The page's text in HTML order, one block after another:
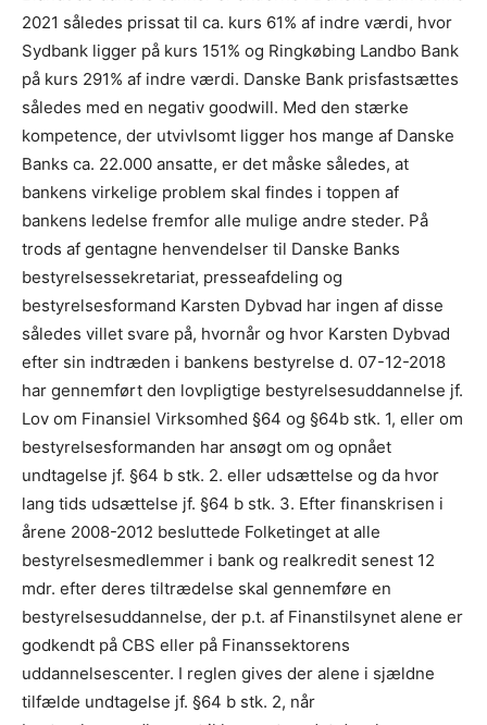
2021 således prissat til ca. kurs 61% af indre værdi, hvor
Sydbank ligger på kurs 151% og Ringkøbing Landbo Bank
på kurs 291% af indre værdi. Danske Bank prisfastsættes
således med en negativ goodwill. Med den stærke
kompetence, der utvivlsomt ligger hos mange af Danske
Banks ca. 22.000 ansatte, er det måske således, at
bankens virkelige problem skal findes i toppen af
bankens ledelse fremfor alle mulige andre steder. På
trods af gentagne henvendelser til Danske Banks
bestyrelsessekretariat, presseafdeling og
bestyrelsesformand Karsten Dybvad har ingen af disse
således villet svare på, hvornår og hvor Karsten Dybvad
efter sin indtræden i bankens bestyrelse d. 07-12-2018
har gennemført den lovpligtige bestyrelsesuddannelse jf.
Lov om Finansiel Virksomhed §64 og §64b stk. 1, eller om
bestyrelsesformanden har ansøgt om og opnået
undtagelse jf. §64 b stk. 2. eller udsættelse og da hvor
lang tids udsættelse jf. §64 b stk. 3. Efter finanskrisen i
årene 2008-2012 besluttede Folketinget at alle
bestyrelsesmedlemmer i bank og realkredit senest 12
mdr. efter deres tiltrædelse skal gennemføre en
bestyrelsesuddannelse, der p.t. af Finanstilsynet alene er
godkendt på CBS eller på Finanssektorens
uddannelsescenter. I reglen gives der alene i sjældne
tilfælde undtagelse jf. §64 b stk. 2, når